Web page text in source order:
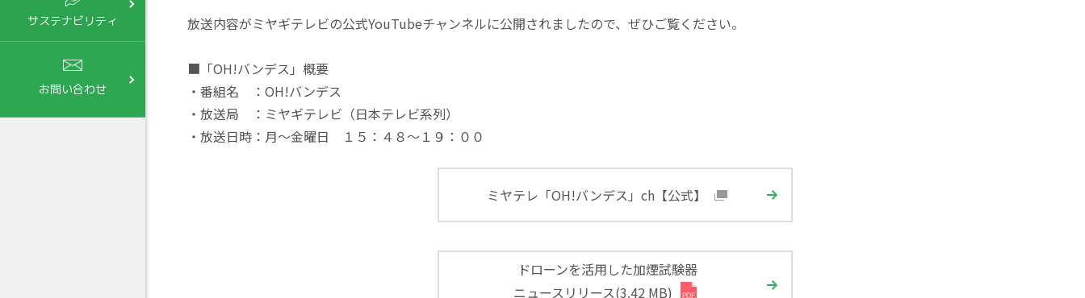
サステナビリティ
お問い合わせ
放送内容がミヤギテレビの公式YouTubeチャンネルに公開されましたので、ぜひご覧ください。
■「OH!バンデス」概要
・番組名 ：OH!バンデス
・放送局 ：ミヤギテレビ（日本テレビ系列）
・放送日時：月～金曜日 １５：４８～１９：００
ミヤテレ「OH!バンデス」ch【公式】
ドローンを活用した加煙試験器
ニュースリリース(3.42 MB)